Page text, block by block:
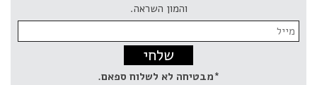
והמון השראה.
Email
address:
*מבטיחה לא לשלוח ספאם.